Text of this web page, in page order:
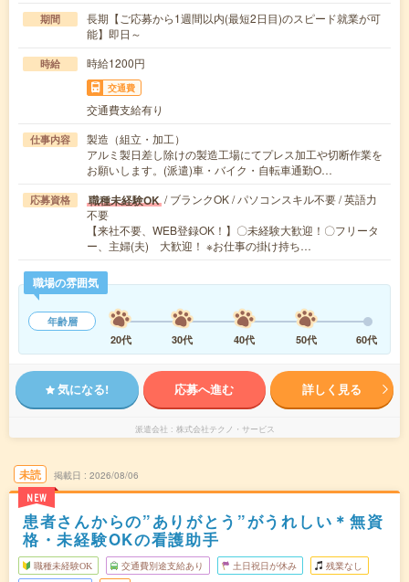
期間
長期【ご応募から1週間以内(最短2日目)のスピード就業が可
能】即日～
時給 時給1200円
交通費
交通費支給有り
仕事内容
製造（組立・加工）
アルミ製日差し除けの製造工場にてプレス加工や切断作業を
お願いします。(派遣)車・バイク・自転車通勤O…
応募資格 職種未経験OK / ブランクOK / パソコンスキル不要 / 英語力
不要
【来社不要、WEB登録OK！】〇未経験大歓迎！〇フリータ
ー、主婦(夫) 大歓迎！ ※お仕事の掛け持ち…
職場の雰囲気
年齢層
20代
30代 40代 50代 60代
気になる! 応募へ進む 詳しく見る
派遣会社 株式会社テクノ・サービス
未読
NEW
掲載日 2026/08/06
患者さんからの”ありがとう”がうれしい＊無資
格・未経験OKの看護助手
職種未経験OK 交通費別途支給あり 土日祝日が休み 残業なし